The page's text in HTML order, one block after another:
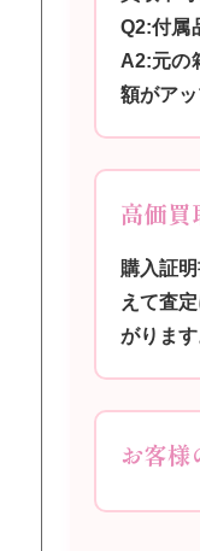
Q2:付属
A2:元の
額がアッ
高価買
購入証
えて査
がります
お客様